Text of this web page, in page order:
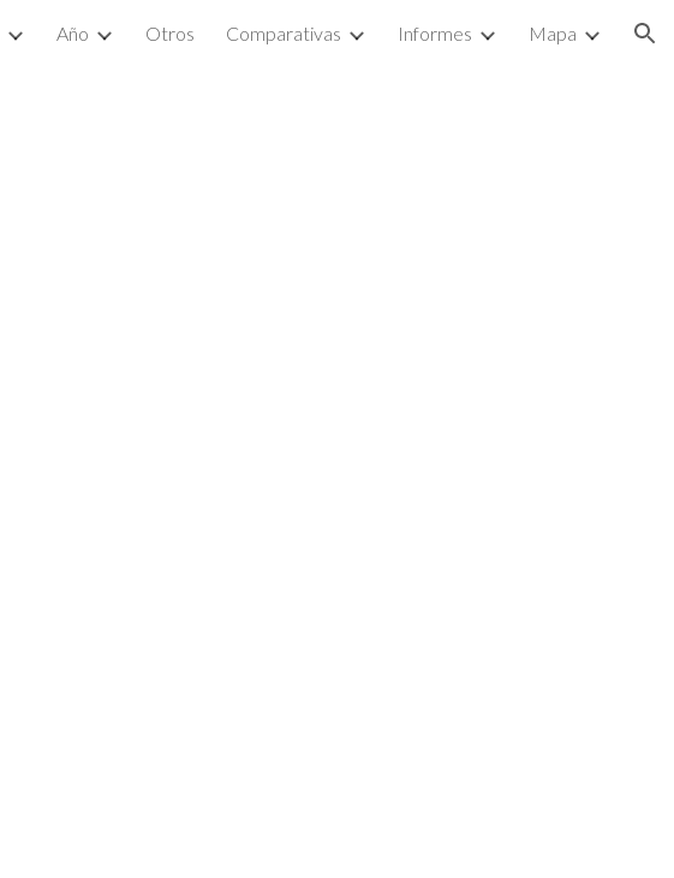
Skip to navigation
Año Otros Comparativas Informes Mapa